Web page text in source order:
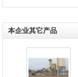
本企业其它产品